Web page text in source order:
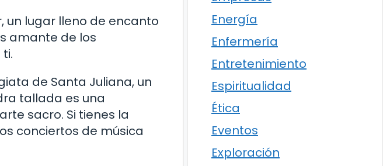
un lugar lleno de encanto
amante de los
de Santa Juliana, un
tallada es una
sacro. Si tienes la
conciertos de música
Energía
Enfermería
Entretenimiento
Espiritualidad
Ética
Eventos
Exploración